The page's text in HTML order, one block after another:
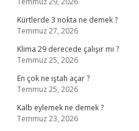
Kürtlerde 3 nokta ne demek ?
Temmuz 27, 2026
Klima 29 derecede çalışır mı ?
Temmuz 25, 2026
En çok ne iştah açar ?
Temmuz 25, 2026
Kalb eylemek ne demek ?
Temmuz 23, 2026